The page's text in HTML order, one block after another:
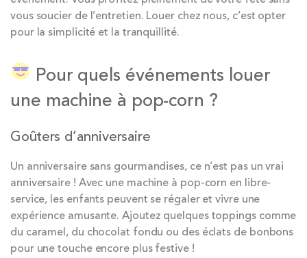
vous soucier de l’entretien. Louer chez nous, c’est opter
pour la simplicité et la tranquillité.
Pour quels événements louer
une machine à pop-corn ?
Goûters d’anniversaire
Un anniversaire sans gourmandises, ce n’est pas un vrai
anniversaire ! Avec une machine à pop-corn en libre-
service, les enfants peuvent se régaler et vivre une
expérience amusante. Ajoutez quelques toppings comme
du caramel, du chocolat fondu ou des éclats de bonbons
pour une touche encore plus festive !